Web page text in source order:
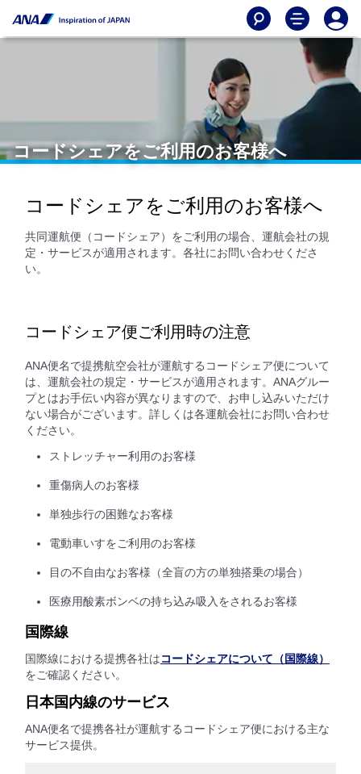
コードシェアをご利用のお客様へ
コードシェアをご利用のお客様へ
共同運航便（コードシェア）をご利用の場合、運航会社の規
定・サービスが適用されます。各社にお問い合わせくださ
い。
コードシェア便ご利用時の注意
ANA便名で提携航空会社が運航するコードシェア便について
は、運航会社の規定・サービスが適用されます。ANAグルー
プとはお手伝い内容が異なりますので、お申し込みいただけ
ない場合がございます。詳しくは各運航会社にお問い合わせ
ください。
ストレッチャー利用のお客様
重傷病人のお客様
単独歩行の困難なお客様
電動車いすをご利用のお客様
目の不自由なお客様（全盲の方の単独搭乗の場合）
医療用酸素ボンベの持ち込み吸入をされるお客様
国際線
国際線における提携各社はコードシェアについて（国際線）
をご確認ください。
日本国内線のサービス
ANA便名で提携各社が運航するコードシェア便における主な
サービス提供。